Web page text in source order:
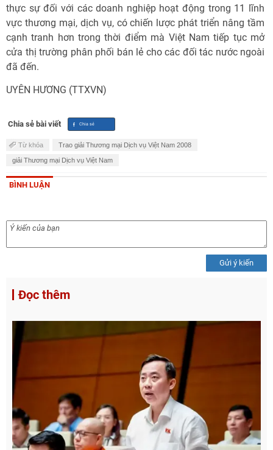
thực sự đối với các doanh nghiệp hoạt động trong 11 lĩnh
vực thương mại, dịch vụ, có chiến lược phát triển nâng tầm
cạnh tranh hơn trong thời điểm mà Việt Nam tiếp tục mở
cửa thị trường phân phối bán lẻ cho các đối tác nước ngoài
đã đến.
UYÊN HƯƠNG (TTXVN)
Chia sẻ bài viết
Từ khóa Trao giải Thương mại Dịch vụ Việt Nam 2008
giải Thương mại Dịch vụ Việt Nam
BÌNH LUẬN
Gửi ý kiến
Đọc thêm